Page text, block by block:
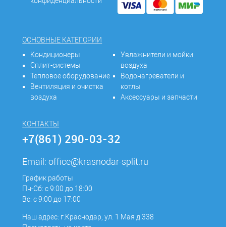
ОСНОВНЫЕ КАТЕГОРИИ
Кондиционеры
Сплит-системы
Тепловое оборудование
Вентиляция и очистка
воздуха
Увлажнители и мойки
воздуха
Водонагреватели и
котлы
Аксессуары и запчасти
КОНТАКТЫ
+7(861) 290-03-32
Email:office@krasnodar-split.ru
График работы
Пн-Сб: с 9:00 до 18:00
Вс: с 9:00 до 17:00
Наш адрес: г.Краснодар, ул. 1 Мая д.338